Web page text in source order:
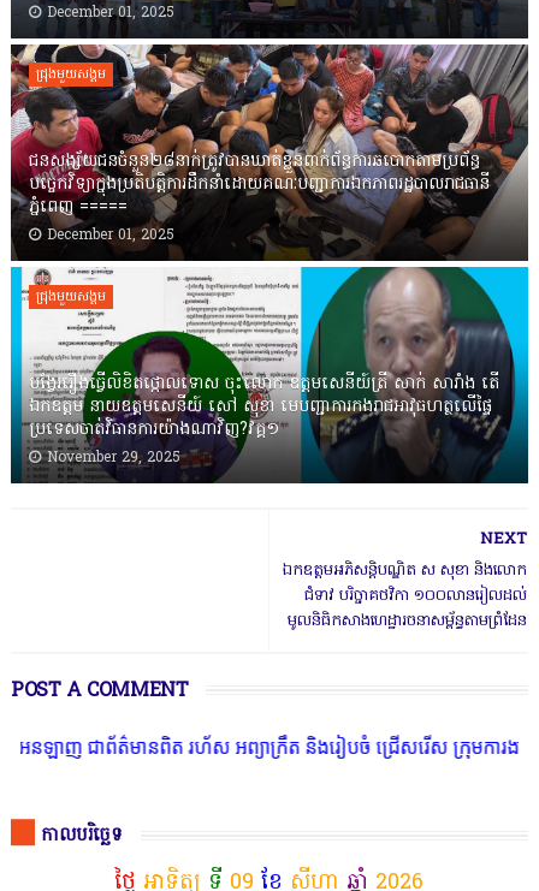
December 01, 2025
ជ្រុងមួយសង្គម
ជនសង្ស័យជនចំនួន២៨នាក់ត្រូវបានឃាត់ខ្លួនពាក់ព័ន្ធការឆបោកតាមប្រព័ន្ធ
បច្ចេកវិទ្យាក្នុងប្រតិបត្តិការដឹកនាំដោយគណៈបញ្ជាការឯកភាពរដ្ឋបាលរាជធានី
ភ្នំពេញ ‎=====
December 01, 2025
ជ្រុងមួយសង្គម
បង្វែររឿងធ្វើលិខិតថ្កោលទោស ចុះលោក ឧត្តមសេនីយ៍ត្រី សាក់ សារាំង តើ
ឯកឧត្តម នាយឧត្តមសេនីយ៍ សៅ សុខា មេបញ្ជាការកងរាជអាវុធហត្ថលើផ្ទៃ
ប្រទេសចាត់វិធានការយ៉ាងណាវិញ?វគ្គ១
November 29, 2025
NEXT
ឯកឧត្តមអភិសន្តិបណ្ឌិត ស សុខា និងលោក
ជំទាវ បរិច្ចាគថវិកា ១០០លានរៀលដល់
មូលនិធិកសាងហេដ្ឋារចនាសម្ព័ន្ធតាមព្រំដែន
POST A COMMENT
ានពិត រហ័ស អព្យាក្រឹត និងរៀបចំ ជ្រើសរើស ក្រុមការងារ នៅតាមបណ្ត
កាលបរិច្ឆេទ
ថ្ងៃ អាទិត្យ ទី 09 ខែ សីហា ឆ្នាំ 2026